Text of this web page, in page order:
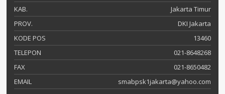
KAB.
Jakarta Timur
PROV.
DKI Jakarta
KODE POS
13460
TELEPON
021-8648268
FAX
021-8650482
EMAIL
smabpsk1jakarta@yahoo.com